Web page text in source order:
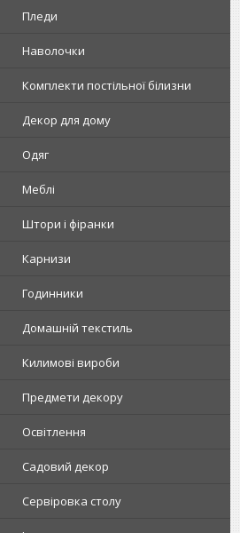
Пледи
Наволочки
Комплекти постільної білизни
Декор для дому
Одяг
Меблі
Штори і фіранки
Карнизи
Годинники
Домашній текстиль
Килимові вироби
Предмети декору
Освітлення
Садовий декор
Сервіровка столу